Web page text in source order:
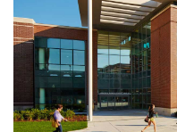
Integer tincidunt.